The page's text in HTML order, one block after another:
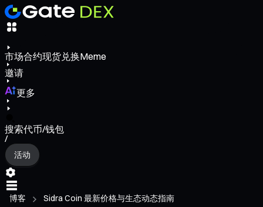
市场合约现货兑换Meme
邀请
更多
搜索代币/钱包
/
活动
博客 Sidra Coin 最新价格与生态动态指南